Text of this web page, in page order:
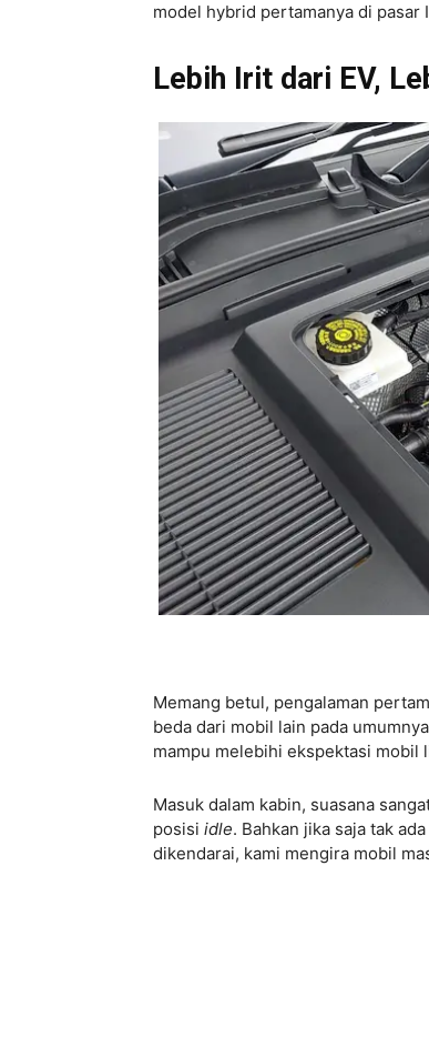
model hybrid pertamanya di pasar
Lebih Irit dari EV,
Memang betul, pengalaman
beda dari mobil lain pada
mampu melebihi ekspektasi mobil
Masuk dalam kabin, suasana
posisi idle. Bahkan jika saja tak
dikendarai, kami mengira mobil